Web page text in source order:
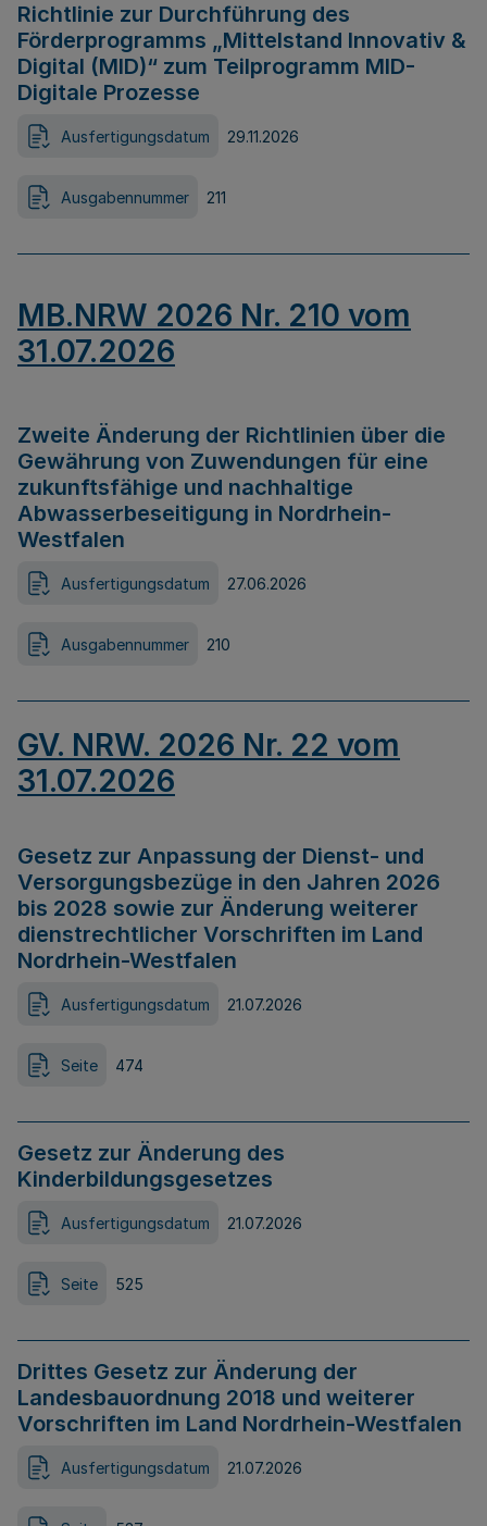
Richtlinie zur Durchführung des
Förderprogramms „Mittelstand Innovativ &
Digital (MID)“ zum Teilprogramm MID-
Digitale Prozesse
Ausfertigungsdatum 29.11.2026
Ausgabennummer 211
MB.NRW 2026 Nr. 210 vom
31.07.2026
Zweite Änderung der Richtlinien über die
Gewährung von Zuwendungen für eine
zukunftsfähige und nachhaltige
Abwasserbeseitigung in Nordrhein-
Westfalen
Ausfertigungsdatum 27.06.2026
Ausgabennummer 210
GV. NRW. 2026 Nr. 22 vom
31.07.2026
Gesetz zur Anpassung der Dienst- und
Versorgungsbezüge in den Jahren 2026
bis 2028 sowie zur Änderung weiterer
dienstrechtlicher Vorschriften im Land
Nordrhein-Westfalen
Ausfertigungsdatum 21.07.2026
Seite 474
Gesetz zur Änderung des
Kinderbildungsgesetzes
Ausfertigungsdatum 21.07.2026
Seite 525
Drittes Gesetz zur Änderung der
Landesbauordnung 2018 und weiterer
Vorschriften im Land Nordrhein-Westfalen
Ausfertigungsdatum 21.07.2026